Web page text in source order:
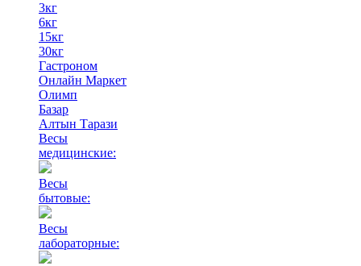
3кг
6кг
15кг
30кг
Гастроном
Онлайн Маркет
Олимп
Базар
Алтын Тарази
Весы
медицинские:
Весы
бытовые:
Весы
лабораторные: